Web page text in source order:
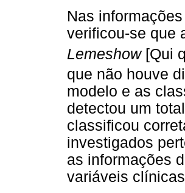
Nas
verificou-se que
Lemeshow[Qui
que não houve
modelo e as
detectou um
classificou
investigados
as informações
variáveis